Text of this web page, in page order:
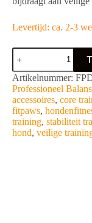
Levertijd: ca. 2-3
FitPAWS
Donut
Holder
aantal
A
l
t
e
r
n
Artikelnummer:
Professioneel
accessoires, core
fitpaws,
training, stabiliteit
hond, veilige